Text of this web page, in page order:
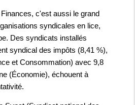
c'est aussi le grand
syndicales en lice,
Des syndicats installés
syndical des impôts (8,41 %),
et Consommation) avec 9,8
(Économie), échouent à